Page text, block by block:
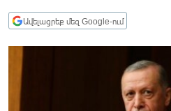
ՏՆՏԵՍՈՒԹՅՈՒՆ
ՂԱՐԱԲԱՂ
ՊԱՏԵՐԱԶՄԻ 6 ՇԱԲԱԹՆԵՐԸ
ՏԱՐԱԾԱՇՐՋԱՆ
Ավելացրեք մեզ Google-ում